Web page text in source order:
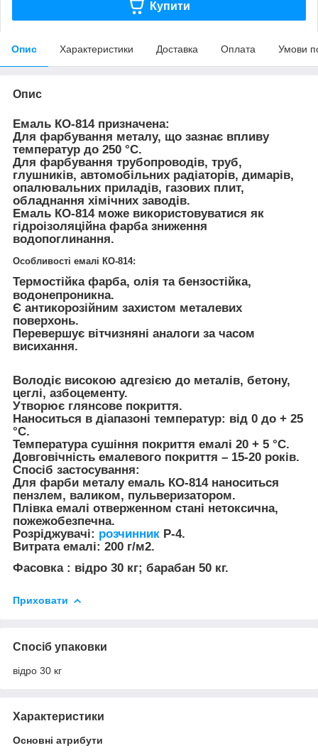
Купити
Опис Характеристики Доставка Оплата Умови
Опис
Емаль КО-814 призначена:
Для фарбування металу, що зазнає впливу
температур до 250 °С.
Для фарбування трубопроводів, труб,
глушників, автомобільних радіаторів, димарів,
опалювальних приладів, газових плит,
обладнання хімічних заводів.
Емаль КО-814 може використовуватися як
гідроізоляційна фарба зниження
водопоглинання.
Особливості емалі КО-814:
Термостійка фарба, олія та бензостійка,
водонепроникна.
Є антикорозійним захистом металевих
поверхонь.
Перевершує вітчизняні аналоги за часом
висихання.
Володіє високою адгезією до металів, бетону,
цеглі, азбоцементу.
Утворює глянсове покриття.
Наноситься в діапазоні температур: від 0 до + 25
°С.
Температура сушіння покриття емалі 20 + 5 °С.
Довговічність емалевого покриття – 15-20 років.
Спосіб застосування:
Для фарби металу емаль КО-814 наноситься
пензлем, валиком, пульверизатором.
Плівка емалі отверженном стані нетоксична,
пожежобезпечна.
Розріджувачі: розчинник Р-4.
Витрата емалі: 200 г/м2.
Фасовка : відро 30 кг; барабан 50 кг.
Приховати
Спосіб упаковки
відро 30 кг
Характеристики
Основні атрибути